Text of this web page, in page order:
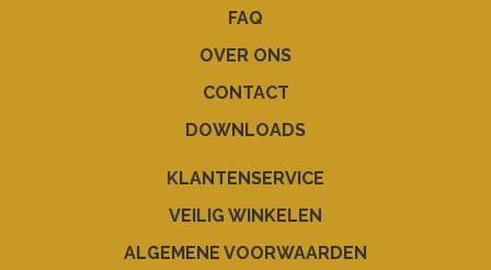
FAQ
OVER ONS
CONTACT
DOWNLOADS
KLANTENSERVICE
VEILIG WINKELEN
ALGEMENE VOORWAARDEN